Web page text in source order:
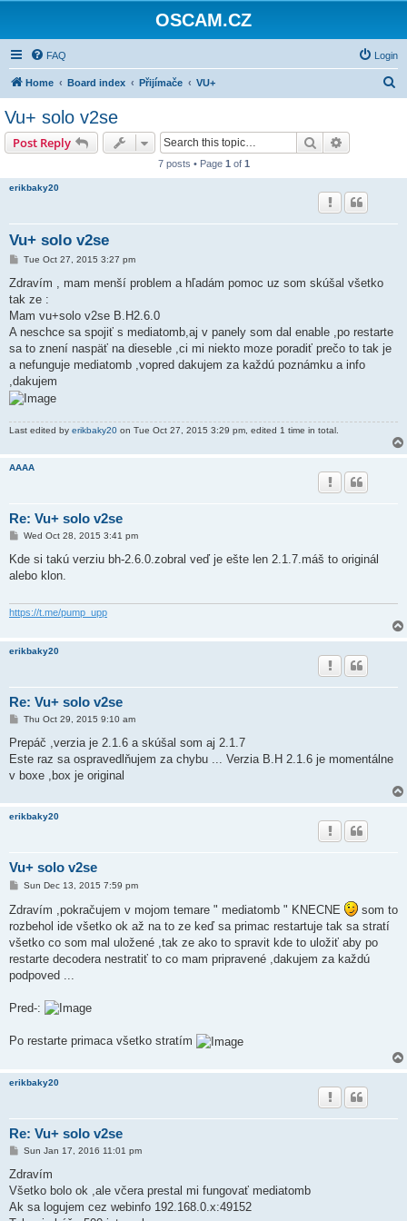
OSCAM.CZ
FAQ Login
Home Board index Přijímače VU+
Vu+ solo v2se
Post Reply Search
7 posts • Page 1 of 1
erikbaky20
Vu+ solo v2se
P
s
Tue Oct 27, 2015 3:27 pm
Zdravím , mam menší problem a hľadám pomoc uz som skúšal všetko
tak ze :
Mam vu+solo v2se B.H2.6.0
A neschce sa spojiť s mediatomb,aj v panely som dal enable ,po restarte
sa to znení naspäť na dieseble ,ci mi niekto moze poradiť prečo to tak je
a nefunguje mediatomb ,vopred dakujem za každú poznámku a info
,dakujem
Last edited by erikbaky20 on Tue Oct 27, 2015 3:29 pm, edited 1 time in total.
AAAA
Re: Vu+ solo v2se
P
s
Wed Oct 28, 2015 3:41 pm
Kde si takú verziu bh-2.6.0.zobral veď je ešte len 2.1.7.máš to originál
alebo klon.
https://t.me/pump_upp
erikbaky20
Re: Vu+ solo v2se
P
s
Thu Oct 29, 2015 9:10 am
Prepáč ,verzia je 2.1.6 a skúšal som aj 2.1.7
Este raz sa ospravedlňujem za chybu ... Verzia B.H 2.1.6 je momentálne
v boxe ,box je original
erikbaky20
Vu+ solo v2se
P
s
t
Sun Dec 13, 2015 7:59 pm
Zdravím ,pokračujem v mojom temare " mediatomb " KNECNE
som to
rozbehol ide všetko ok až na to ze keď sa primac restartuje tak sa stratí
všetko co som mal uložené ,tak ze ako to spravit kde to uložiť aby po
restarte decodera nestratiť to co mam pripravené ,dakujem za každú
podpoved ...
Pred-:
Po restarte primaca všetko stratím
erikbaky20
Re: Vu+ solo v2se
P
s
Sun Jan 17, 2016 11:01 pm
Zdravím
Všetko bolo ok ,ale včera prestal mi fungovať mediatomb
Ak sa logujem cez webinfo 192.168.0.x:49152